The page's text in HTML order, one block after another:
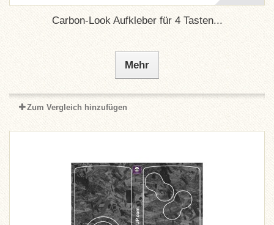
Carbon-Look Aufkleber für 4 Tasten...
Mehr
Zum Vergleich hinzufügen